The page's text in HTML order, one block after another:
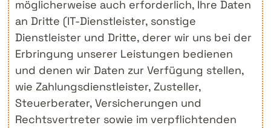
möglicherweise auch erforderlich, Ihre Daten
an Dritte (IT-Dienstleister, sonstige
Dienstleister und Dritte, derer wir uns bei der
Erbringung unserer Leistungen bedienen
und denen wir Daten zur Verfügung stellen,
wie Zahlungsdienstleister, Zusteller,
Steuerberater, Versicherungen und
Rechtsvertreter sowie im verpflichtenden